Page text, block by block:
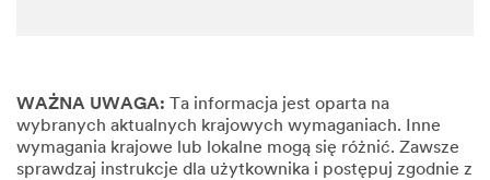
WAŻNA UWAGA: Ta informacja jest oparta na
wybranych aktualnych krajowych wymaganiach. Inne
wymagania krajowe lub lokalne mogą się różnić. Zawsze
sprawdzaj instrukcje dla użytkownika i postępuj zgodnie z